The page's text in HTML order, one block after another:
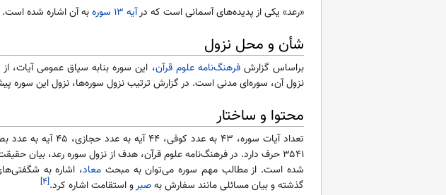
«رعد» یکی از پدیده‌های آسمانی است که درآیه ۱۳ سوره به آن اشاره شده است.
شأن و محل نزول
براساس گزارشفرهنگ‌نامه علوم قرآن، این سوره بنابه سیاق عمومی آیات،
نزول آن، سوره‌ای مدنی است. در گزارش ترتیب نزول سوره‌ها، نزول این
محتوا و ساختار
۳۵۴۱ حرف دارد. در فرهنگ‌نامه علوم قرآن، هدف از نزول سوره رعد، بیان حقیقت قرآن و تأکید بر
شده است. از مطالب مهم سوره می‌توان به مبحث معاد، اشاره به
گذشته و بیان مسائلی مانند سفارش بهصبرو استقامت اشاره کرد.[۴]